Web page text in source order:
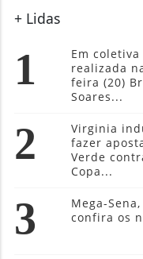
+ Lidas
1
Em
realizada
feira (20)
Soares...
2
Virginia
fazer
Verde
Copa...
3
Mega-
confira os